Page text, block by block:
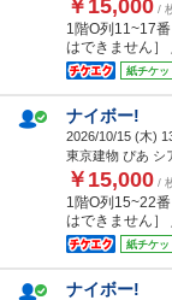
￥15,000 /
1階O列11~17
はできません］
紙チケッ
ナイボー!
2026/10/15 (木)
東京建物 ぴあ シ
￥15,000 /
1階O列15~22
はできません］
紙チケッ
ナイボー!